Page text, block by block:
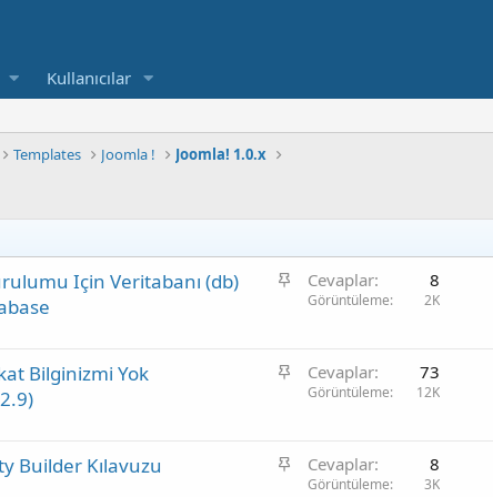
Kullanıcılar
Templates Joomla ! Joomla! 1.0.x
S
t
Için Veritabanı (db)
Cevaplar 8
Görüntüleme 2K
S
t
Bilginizmi Yok
Cevaplar 73
Görüntüleme 12K
S
Builder Kılavuzu Cevaplar 8
Görüntüleme 3K